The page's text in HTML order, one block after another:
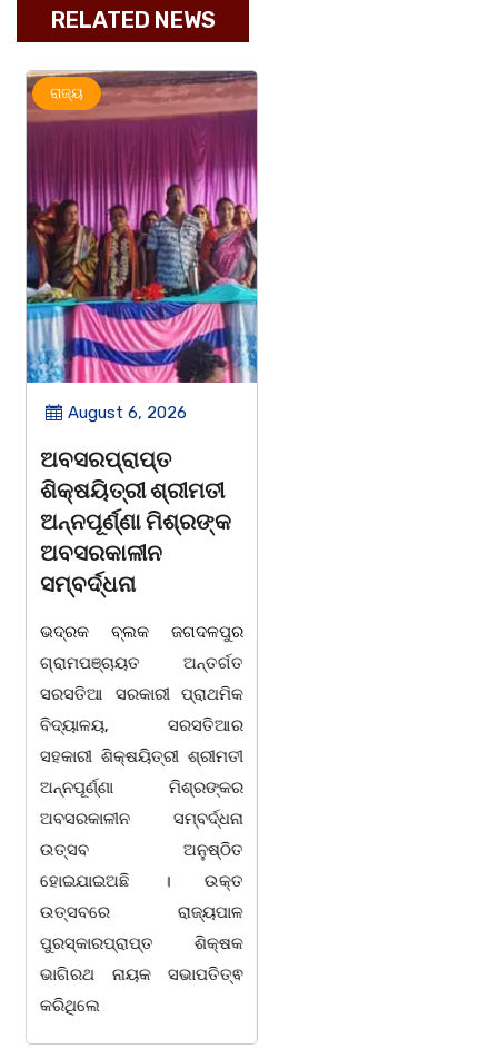
RELATED NEWS
ରାଜ୍ୟ
August 6, 2026
ଅବସରପ୍ରାପ୍ତ
ଶିକ୍ଷୟିତ୍ରୀ ଶ୍ରୀମତୀ
ଅନ୍ନପୂର୍ଣ୍ଣା ମିଶ୍ରଙ୍କ
ଅବସରକାଳୀନ
ସମ୍ବର୍ଦ୍ଧନା
ଭଦ୍ରକ ବ୍ଲକ ଜଗଦଳପୁର
ଗ୍ରାମପଞ୍ଚାୟତ ଅନ୍ତର୍ଗତ
ସରସତିଆ ସରକାରୀ ପ୍ରାଥମିକ
ବିଦ୍ୟାଳୟ, ସରସତିଆର
ସହକାରୀ ଶିକ୍ଷୟିତ୍ରୀ ଶ୍ରୀମତୀ
ଅନ୍ନପୂର୍ଣ୍ଣା ମିଶ୍ରଙ୍କର
ଅବସରକାଳୀନ ସମ୍ବର୍ଦ୍ଧନା
ଉତ୍ସବ ଅନୁଷ୍ଠିତ
ହୋଇଯାଇଅଛି । ଉକ୍ତ
ଉତ୍ସବରେ ରାଜ୍ୟପାଳ
ପୁରସ୍କାରପ୍ରାପ୍ତ ଶିକ୍ଷକ
ଭାଗିରଥ ନାୟକ ସଭାପତିତ୍ଵ
କରିଥିଲେ